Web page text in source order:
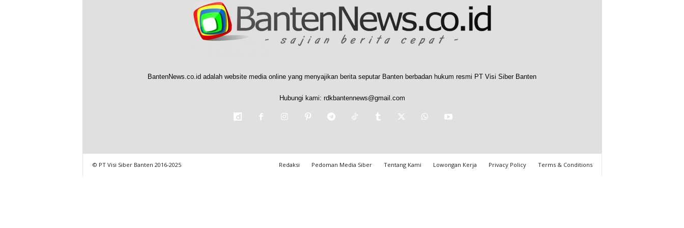
BantenNews.co.id adalah website media online yang menyajikan berita seputar Banten berbadan hukum resmi PT Visi Siber Banten
Hubungi kami: rdkbantennews@gmail.com
Redaksi Pedoman Media Siber Tentang Kami Lowongan Kerja Privacy Policy Terms & Conditions
© PT Visi Siber Banten 2016-2025